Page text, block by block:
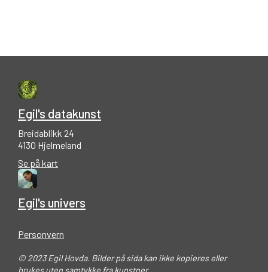
Egil's datakunst
Breidablikk 24
4130 Hjelmeland
Se på kart
Egil's univers
Personvern
© 2023 Egil Hovda. Bilder på sida kan ikke kopieres eller
brukes uten samtykke fra kunstner.